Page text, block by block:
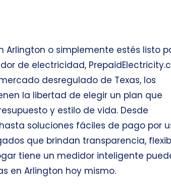
Arlington o simplemente estés listo
de electricidad,
desregulado de Texas, los
la libertad de elegir un plan que
y estilo de vida. Desde
hasta soluciones fáciles de pago por
que brindan transparencia,
tiene un medidor inteligente
en Arlington hoy mismo.